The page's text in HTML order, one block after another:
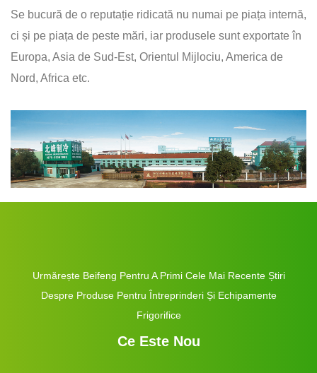
Se bucură de o reputație ridicată nu numai pe piața internă,
ci și pe piața de peste mări, iar produsele sunt exportate în
Europa, Asia de Sud-Est, Orientul Mijlociu, America de
Nord, Africa etc.
Urmărește Beifeng Pentru A Primi Cele Mai Recente Știri
Despre Produse Pentru Întreprinderi Și Echipamente
Frigorifice
Ce Este Nou